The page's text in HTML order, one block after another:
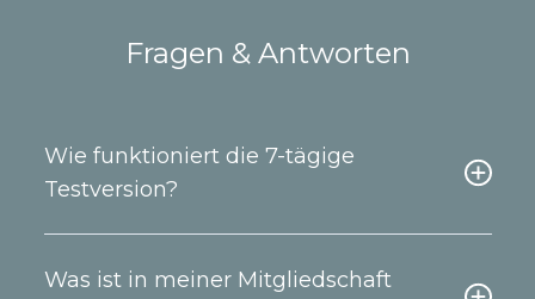
Fragen & Antworten
Wie funktioniert die 7-tägige
Testversion?
Was ist in meiner Mitgliedschaft